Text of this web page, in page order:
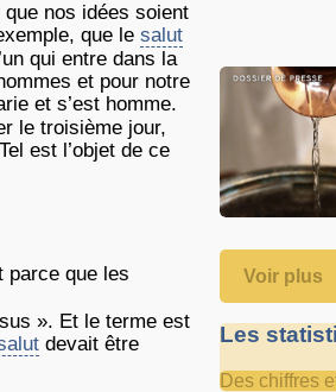
nos idées soient
que le salut
qui entre dans la
et pour notre
et s’est homme.
le troisième jour,
est l’objet de ce
parce que les
». Et le terme est
devait être
Voir plus
Les
Des chiffres